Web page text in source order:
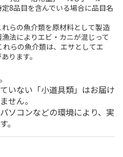
8品目を含んでいる場合に品目名
らの魚介類を原材料として製造
法によりエビ・カニが混じって
らの魚介類は、エサとしてエ
ります。
いない「小道具類」はお届け
せん。
ソコンなどの環境により、実
。